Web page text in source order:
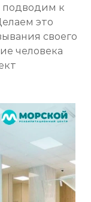
подводим к
это
своего
человека